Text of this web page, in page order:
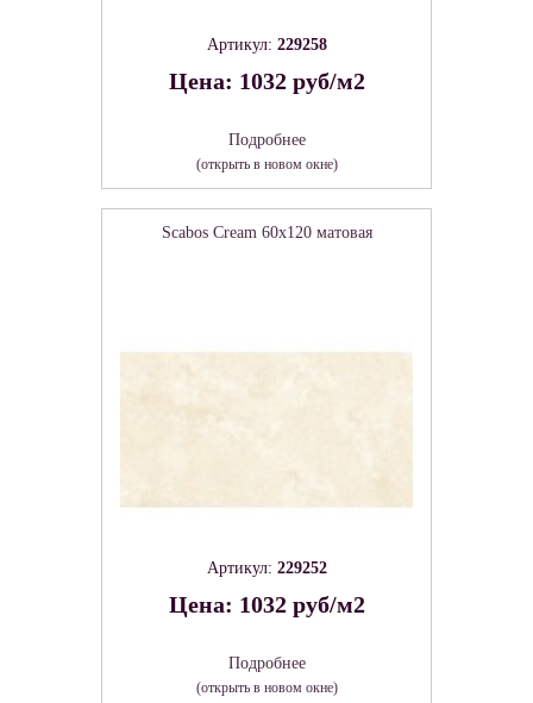
Артикул: 229258
Цена: 1032 руб/м2
Подробнее
(открыть в новом окне)
Scabos Cream 60х120 матовая
Артикул: 229252
Цена: 1032 руб/м2
Подробнее
(открыть в новом окне)